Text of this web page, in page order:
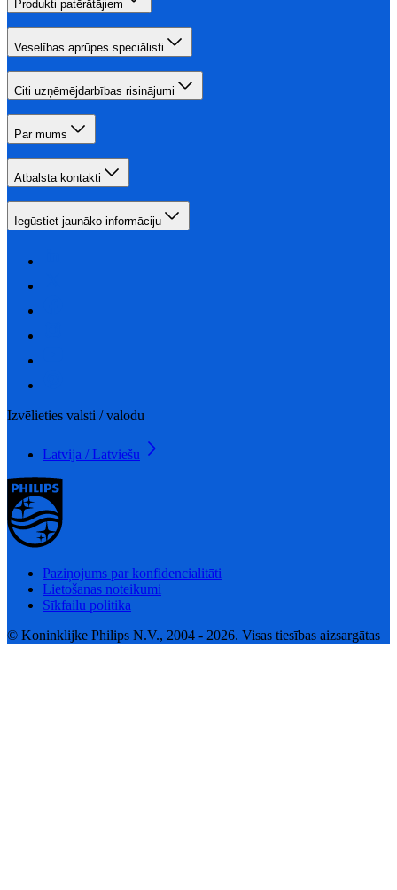
Produkti patērātājiem
Veselības aprūpes speciālisti
Citi uzņēmējdarbības risinājumi
Par mums
Atbalsta kontakti
Iegūstiet jaunāko informāciju
Izvēlieties valsti / valodu
Latvija / Latviešu
Paziņojums par konfidencialitāti
Lietošanas noteikumi
Sīkfailu politika
© Koninklijke Philips N.V., 2004 - 2026. Visas tiesības aizsargātas